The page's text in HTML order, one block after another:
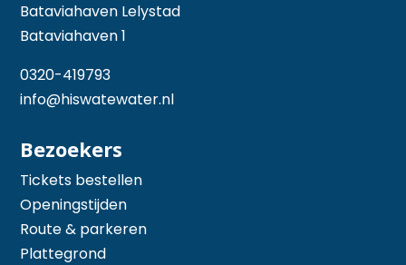
Bataviahaven Lelystad
Bataviahaven 1
0320-419793
info@hiswatewater.nl
Bezoekers
Tickets bestellen
Openingstijden
Route & parkeren
Plattegrond